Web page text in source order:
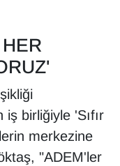
iş birliğiyle 'Sıfır
merkezine
"ADEM'ler